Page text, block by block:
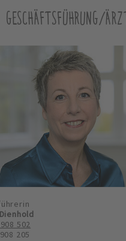
GESCHÄFTSFÜHRUNG/
502
205